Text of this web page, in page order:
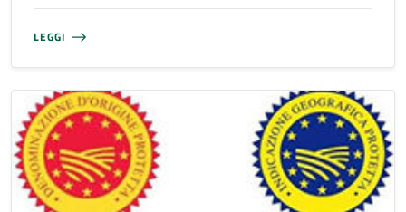
LEGGI